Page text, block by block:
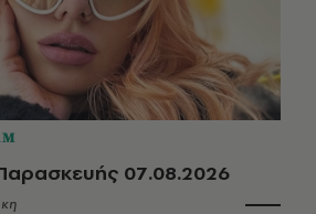
07.08.2026